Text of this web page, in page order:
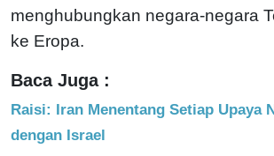
menghubungkan negara-negara
ke Eropa.
Baca Juga :
Raisi: Iran Menentang Setiap Upaya
dengan Israel